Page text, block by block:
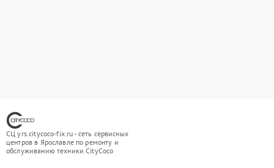
СЦ yrs.citycoco-fix.ru - сеть сервисных
центров в Ярославле по ремонту и
обслуживанию техники CityCoco